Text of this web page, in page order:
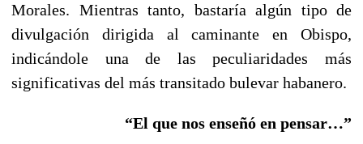
Morales. Mientras tanto, bastaría algún tipo de
divulgación dirigida al caminante en Obispo,
indicándole una de las peculiaridades más
significativas del más transitado bulevar habanero.
“El que nos enseñó en pensar…”